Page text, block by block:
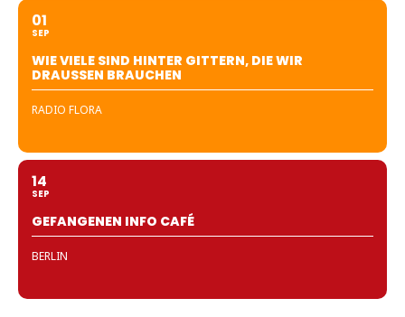
01
SEP
WIE VIELE SIND HINTER GITTERN, DIE WIR
DRAUSSEN BRAUCHEN
RADIO FLORA
14
SEP
GEFANGENEN INFO CAFÉ
BERLIN